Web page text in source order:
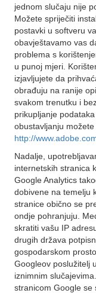
jednom slučaju nije
Možete spriječiti
postavki u softveru
obavještavamo vas
problema s
u punoj mjeri.
izjavljujete da
obrađuju na ranije
svakom trenutku i
prikupljanje
obustavljanju
http://
Nadalje,
internetskih stranica
Google Analytics
dobivene na temelju
stranice obično se
ondje pohranjuju.
skratiti vašu IP
drugih država
gospodarskom
Googleov poslužitelj
iznimnim
stranicom Google se